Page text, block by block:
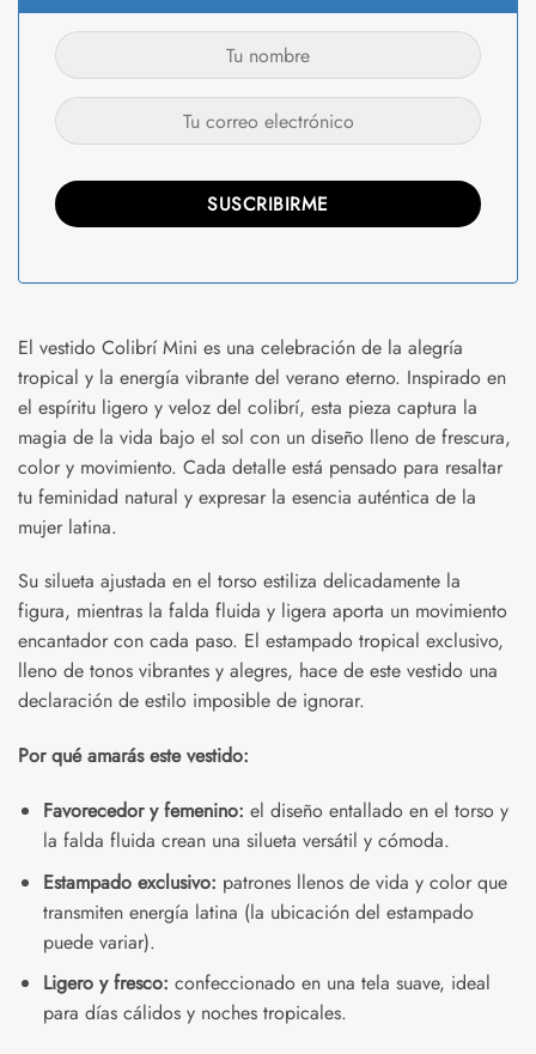
El vestido Colibrí Mini es una celebración de la alegría
tropical y la energía vibrante del verano eterno. Inspirado en
el espíritu ligero y veloz del colibrí, esta pieza captura la
magia de la vida bajo el sol con un diseño lleno de frescura,
color y movimiento. Cada detalle está pensado para resaltar
tu feminidad natural y expresar la esencia auténtica de la
mujer latina.
Su silueta ajustada en el torso estiliza delicadamente la
figura, mientras la falda fluida y ligera aporta un movimiento
encantador con cada paso. El estampado tropical exclusivo,
lleno de tonos vibrantes y alegres, hace de este vestido una
declaración de estilo imposible de ignorar.
Por qué amarás este vestido:
Favorecedor y femenino: el diseño entallado en el torso y
la falda fluida crean una silueta versátil y cómoda.
Estampado exclusivo: patrones llenos de vida y color que
transmiten energía latina (la ubicación del estampado
puede variar).
Ligero y fresco: confeccionado en una tela suave, ideal
para días cálidos y noches tropicales.